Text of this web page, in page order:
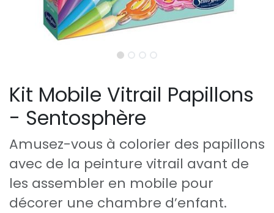
Kit Mobile Vitrail Papillons
- Sentosphère
Amusez-vous à colorier des papillons
avec de la peinture vitrail avant de
les assembler en mobile pour
décorer une chambre d’enfant.